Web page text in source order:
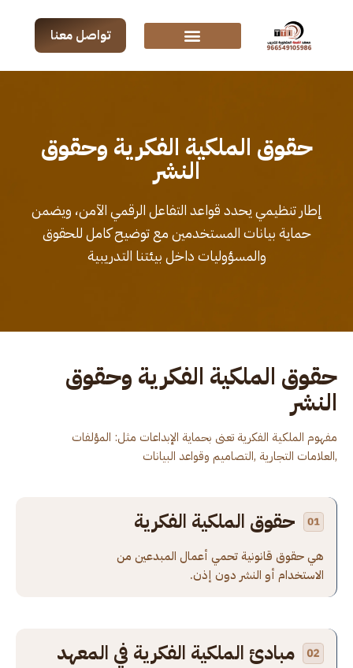
تواصل معنا
حقوق الملكية الفكرية وحقوق
النشر
إطار تنظيمي يحدد قواعد التفاعل الرقمي الآمن، ويضمن
حماية بيانات المستخدمين مع توضيح كامل للحقوق
والمسؤوليات داخل بيئتنا التدريبية
حقوق الملكية الفكرية وحقوق
النشر
مفهوم الملكية الفكرية تعنى بحماية الإبداعات مثل: المؤلفات
,العلامات التجارية ,التصاميم وقواعد البيانات
حقوق الملكية الفكرية
هي حقوق قانونية تحمي أعمال المبدعين من
الاستخدام أو النشر دون إذن.
مبادئ الملكية الفكرية في المعهد